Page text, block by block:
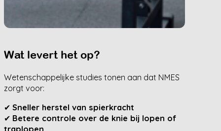
Wat levert het op?
Wetenschappelijke studies tonen aan dat NMES
zorgt voor:
✔ Sneller herstel van spierkracht
✔ Betere controle over de knie bij lopen of
traplopen